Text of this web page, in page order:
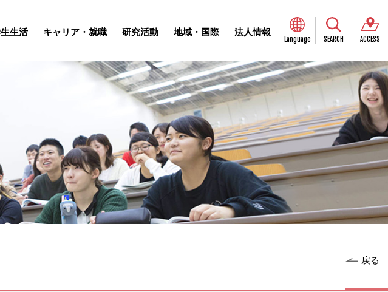
生活 キャリア・就職 研究活動 地域・国際 法人情報
Language SEARCH ACCESS
戻る